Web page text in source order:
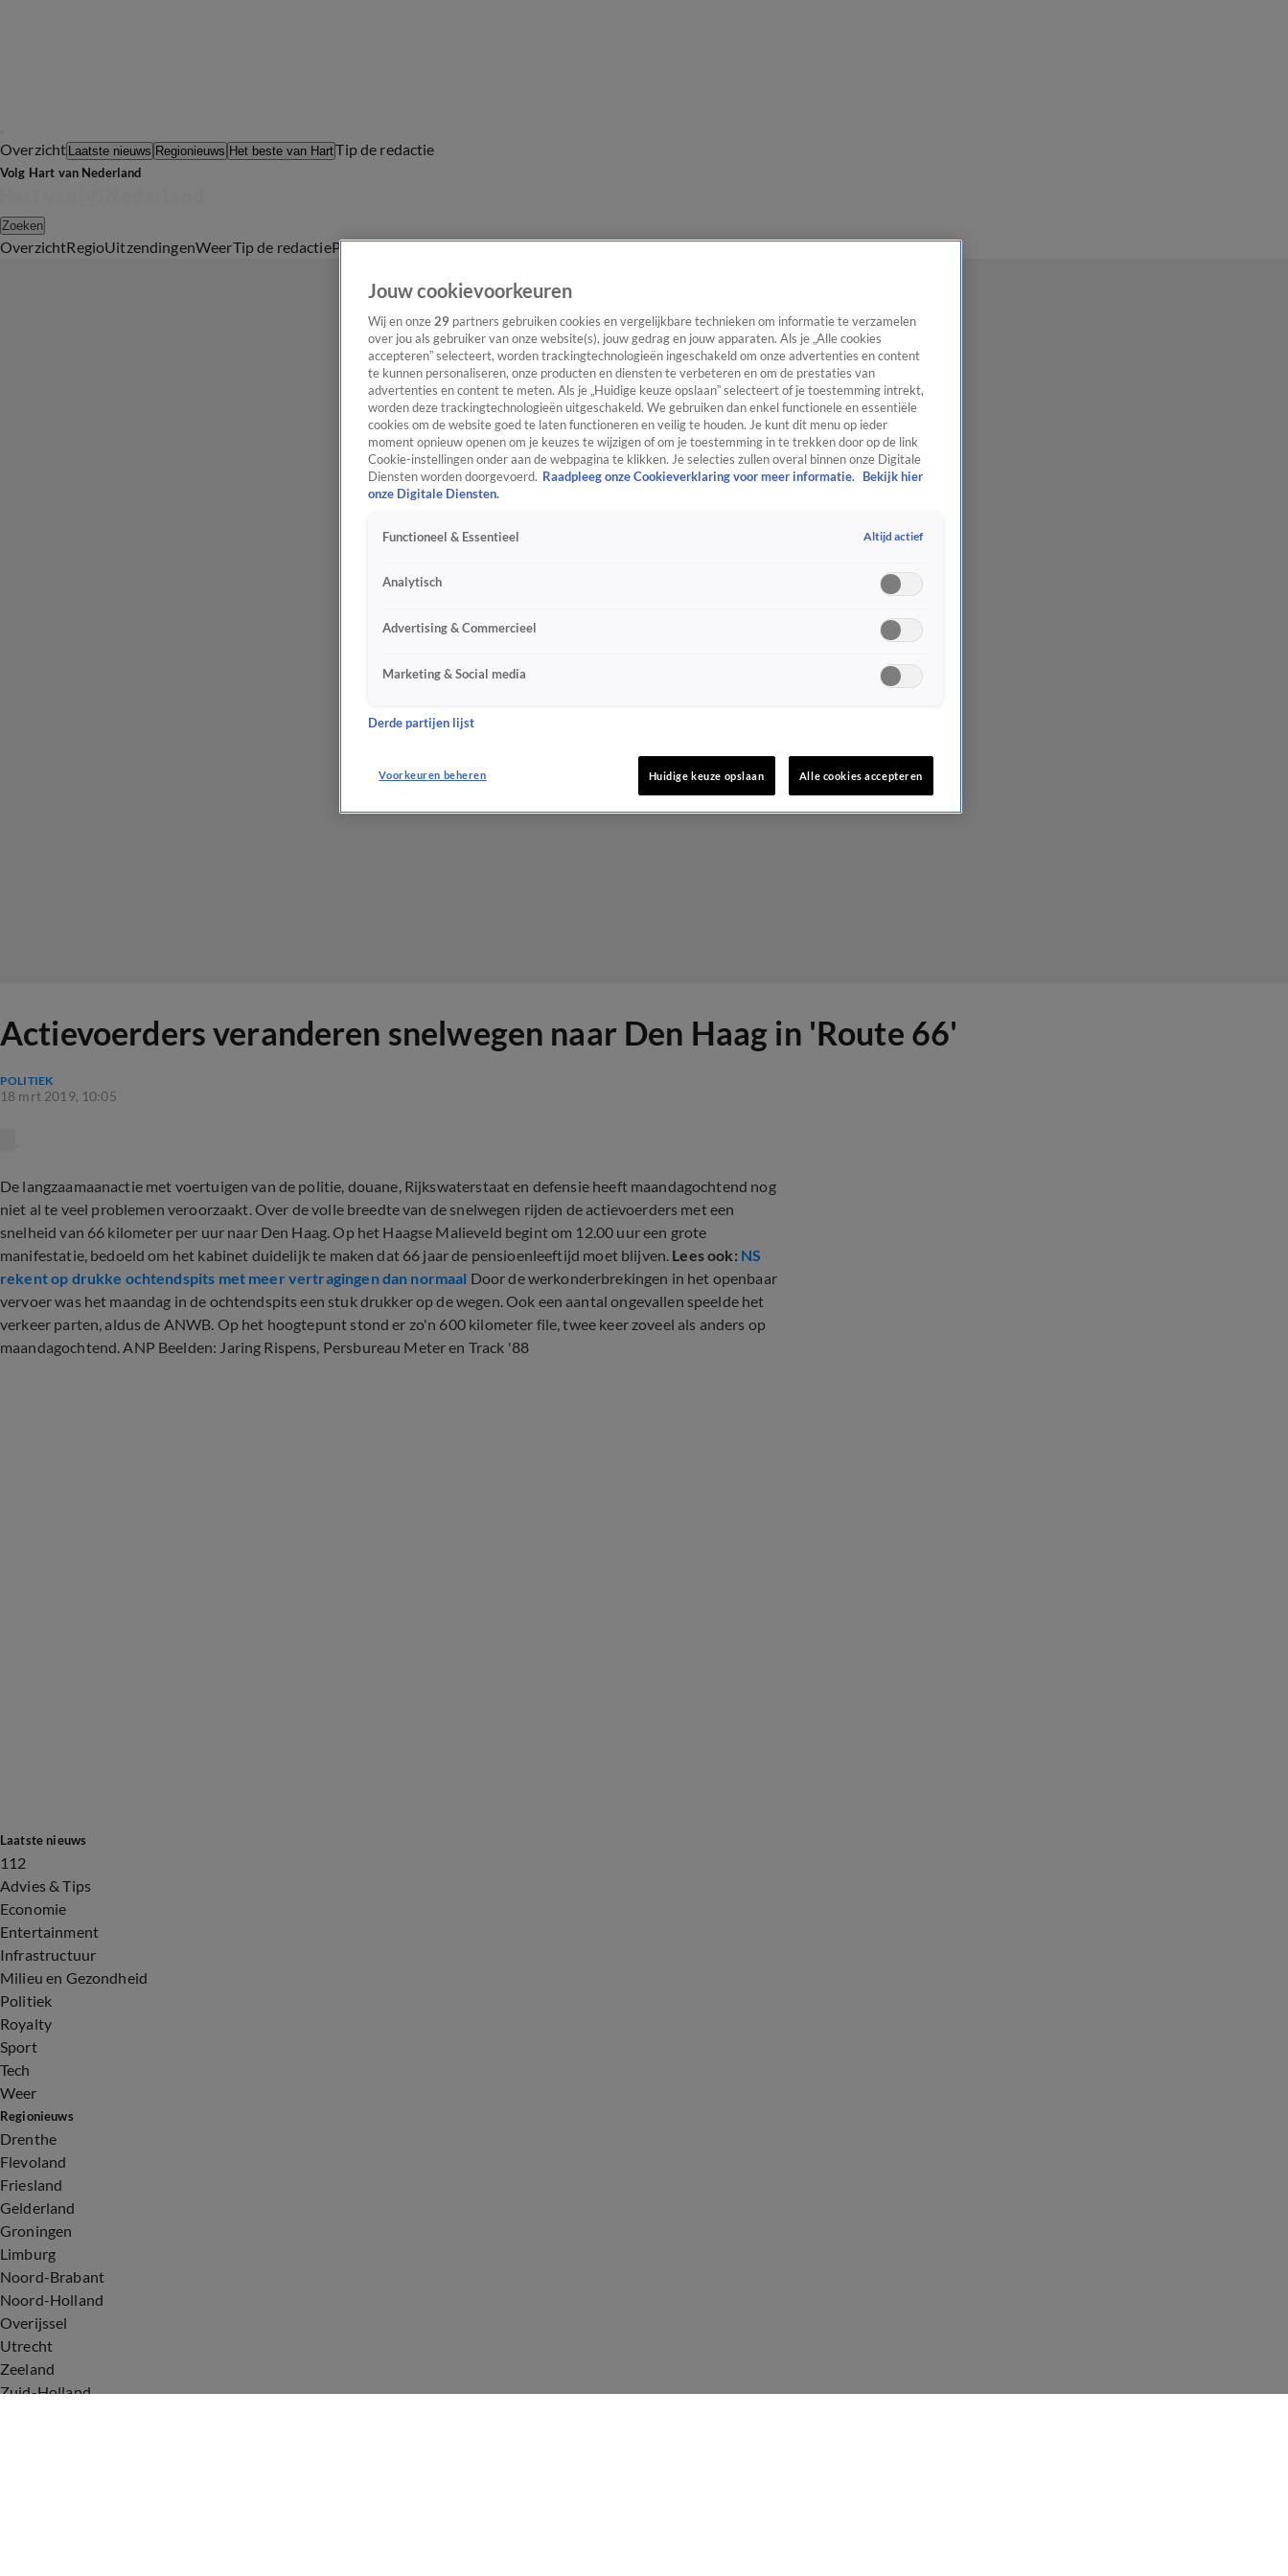
Overzicht Laatste nieuws Regionieuws Het beste van HartTip de redactie
Volg Hart van Nederland
Zoeken
OverzichtRegioUitzendingenWeerTip de redactiePanelVideo's
Actievoerders veranderen snelwegen naar Den Haag in 'Route 66'
POLITIEK
18 mrt 2019, 10:05
De langzaamaanactie met voertuigen van de politie, douane, Rijkswaterstaat en defensie heeft maandagochtend nog
niet al te veel problemen veroorzaakt. Over de volle breedte van de snelwegen rijden de actievoerders met een
snelheid van 66 kilometer per uur naar Den Haag. Op het Haagse Malieveld begint om 12.00 uur een grote
manifestatie, bedoeld om het kabinet duidelijk te maken dat 66 jaar de pensioenleeftijd moet blijven. Lees ook: NS
rekent op drukke ochtendspits met meer vertragingen dan normaal Door de werkonderbrekingen in het openbaar
vervoer was het maandag in de ochtendspits een stuk drukker op de wegen. Ook een aantal ongevallen speelde het
verkeer parten, aldus de ANWB. Op het hoogtepunt stond er zo'n 600 kilometer file, twee keer zoveel als anders op
maandagochtend. ANP Beelden: Jaring Rispens, Persbureau Meter en Track '88
Laatste nieuws
112
Advies & Tips
Economie
Entertainment
Infrastructuur
Milieu en Gezondheid
Politiek
Royalty
Sport
Tech
Weer
Regionieuws
Drenthe
Flevoland
Friesland
Gelderland
Groningen
Limburg
Noord-Brabant
Noord-Holland
Overijssel
Utrecht
Zeeland
Zuid-Holland
Jouw cookievoorkeuren
Wij en onze 29 partners gebruiken cookies en vergelijkbare technieken om informatie te verzamelen
over jou als gebruiker van onze website(s), jouw gedrag en jouw apparaten. Als je „Alle cookies
accepteren” selecteert, worden trackingtechnologieën ingeschakeld om onze advertenties en content
te kunnen personaliseren, onze producten en diensten te verbeteren en om de prestaties van
advertenties en content te meten. Als je „Huidige keuze opslaan” selecteert of je toestemming intrekt,
worden deze trackingtechnologieën uitgeschakeld. We gebruiken dan enkel functionele en essentiële
cookies om de website goed te laten functioneren en veilig te houden. Je kunt dit menu op ieder
moment opnieuw openen om je keuzes te wijzigen of om je toestemming in te trekken door op de link
Cookie-instellingen onder aan de webpagina te klikken. Je selecties zullen overal binnen onze Digitale
Diensten worden doorgevoerd. Raadpleeg onze Cookieverklaring voor meer informatie.
Bekijk hier
onze Digitale Diensten.
Functioneel & Essentieel Altijd actief
Analytisch
Advertising & Commercieel
Marketing & Social media
Derde partijen lijst
Voorkeuren beheren Huidige keuze opslaan Alle cookies accepteren